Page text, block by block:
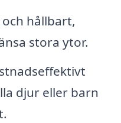
hållbart,
stora ytor.
djur eller barn